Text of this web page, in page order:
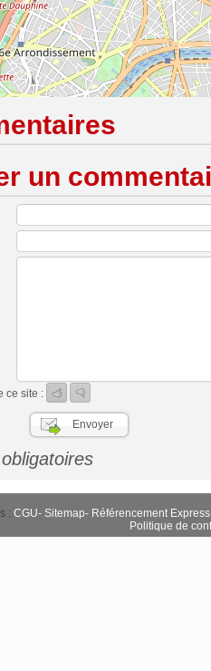
un
ce site :
: CGU- Sitemap- Référencement Express
Politique de